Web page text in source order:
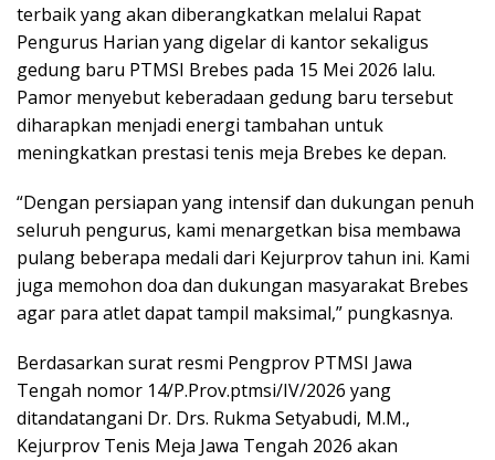
terbaik yang akan diberangkatkan melalui Rapat
Pengurus Harian yang digelar di kantor sekaligus
gedung baru PTMSI Brebes pada 15 Mei 2026 lalu.
Pamor menyebut keberadaan gedung baru tersebut
diharapkan menjadi energi tambahan untuk
meningkatkan prestasi tenis meja Brebes ke depan.
“Dengan persiapan yang intensif dan dukungan penuh
seluruh pengurus, kami menargetkan bisa membawa
pulang beberapa medali dari Kejurprov tahun ini. Kami
juga memohon doa dan dukungan masyarakat Brebes
agar para atlet dapat tampil maksimal,” pungkasnya.
Berdasarkan surat resmi Pengprov PTMSI Jawa
Tengah nomor 14/P.Prov.ptmsi/IV/2026 yang
ditandatangani Dr. Drs. Rukma Setyabudi, M.M.,
Kejurprov Tenis Meja Jawa Tengah 2026 akan